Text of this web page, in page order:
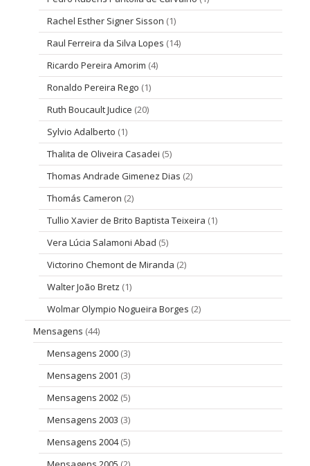
Rachel Esther Signer Sisson (1)
Raul Ferreira da Silva Lopes (14)
Ricardo Pereira Amorim (4)
Ronaldo Pereira Rego (1)
Ruth Boucault Judice (20)
Sylvio Adalberto (1)
Thalita de Oliveira Casadei (5)
Thomas Andrade Gimenez Dias (2)
Thomás Cameron (2)
Tullio Xavier de Brito Baptista Teixeira (1)
Vera Lúcia Salamoni Abad (5)
Victorino Chemont de Miranda (2)
Walter João Bretz (1)
Wolmar Olympio Nogueira Borges (2)
Mensagens (44)
Mensagens 2000 (3)
Mensagens 2001 (3)
Mensagens 2002 (5)
Mensagens 2003 (3)
Mensagens 2004(5)